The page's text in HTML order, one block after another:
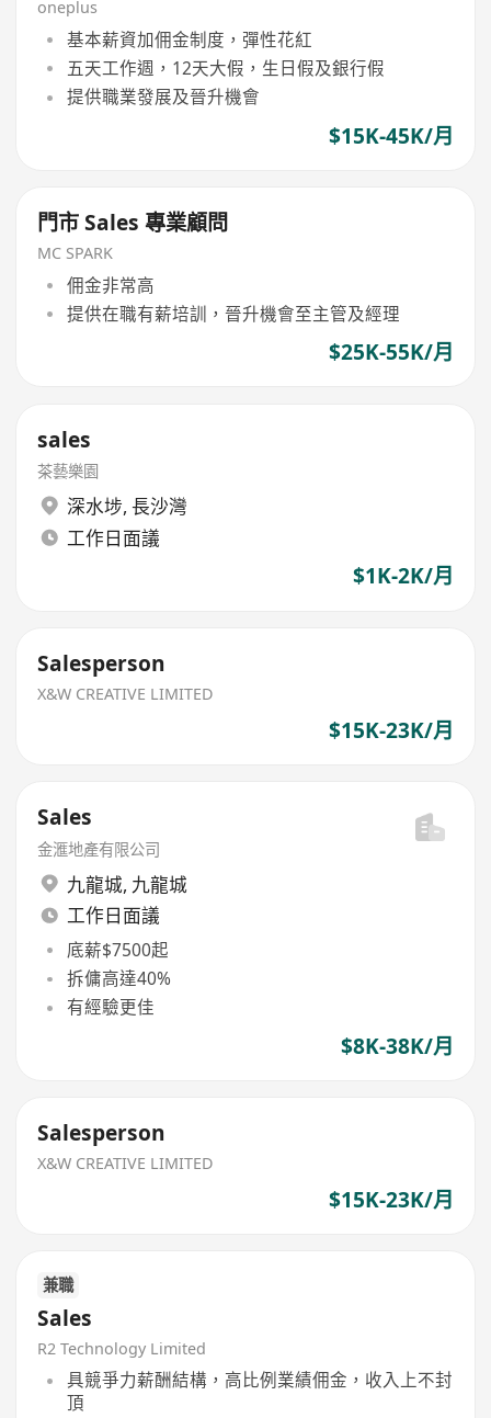
oneplus
基本薪資加佣金制度，彈性花紅
五天工作週，12天大假，生日假及銀行假
提供職業發展及晉升機會
$15K-45K/月
門市 Sales 專業顧問
MC SPARK
佣金非常高
提供在職有薪培訓，晉升機會至主管及經理
$25K-55K/月
sales
茶藝樂園
深水埗, 長沙灣
工作日面議
$1K-2K/月
Salesperson
X&W CREATIVE LIMITED
$15K-23K/月
Sales
金滙地產有限公司
九龍城, 九龍城
工作日面議
底薪$7500起
拆傭高達40%
有經驗更佳
$8K-38K/月
Salesperson
X&W CREATIVE LIMITED
$15K-23K/月
兼職
Sales
R2 Technology Limited
具競爭力薪酬結構，高比例業績佣金，收入上不封
頂